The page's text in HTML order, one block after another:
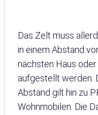
Das Zelt muss
in einem Abstand
nächsten Haus
aufgestellt werden.
Abstand gilt hin zu
Wohnmobilen. Die